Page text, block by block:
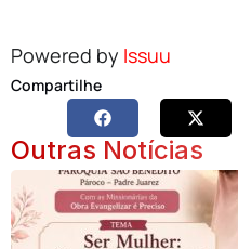
Powered by Issuu
Compartilhe
Outras Notícias